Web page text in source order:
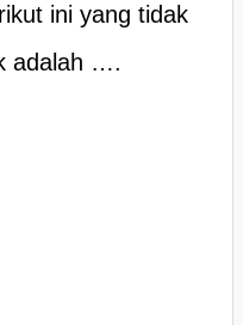
ini yang tidak
adalah ….